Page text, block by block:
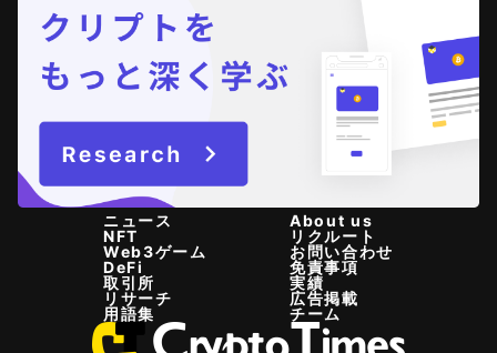
ニュース
NFT
Web3ゲーム
DeFi
取引所
リサーチ
用語集
About us
リクルート
お問い合わせ
免責事項
実績
広告掲載
チーム